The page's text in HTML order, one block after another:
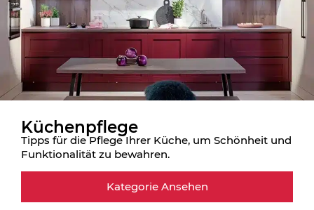
Küchenpflege
Tipps für die Pflege Ihrer Küche, um Schönheit und
Funktionalität zu bewahren.
Kategorie Ansehen